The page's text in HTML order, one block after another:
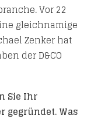
Vor 22
gleichnamige
Zenker hat
der D&CO
Sie Ihr
gegründet. Was